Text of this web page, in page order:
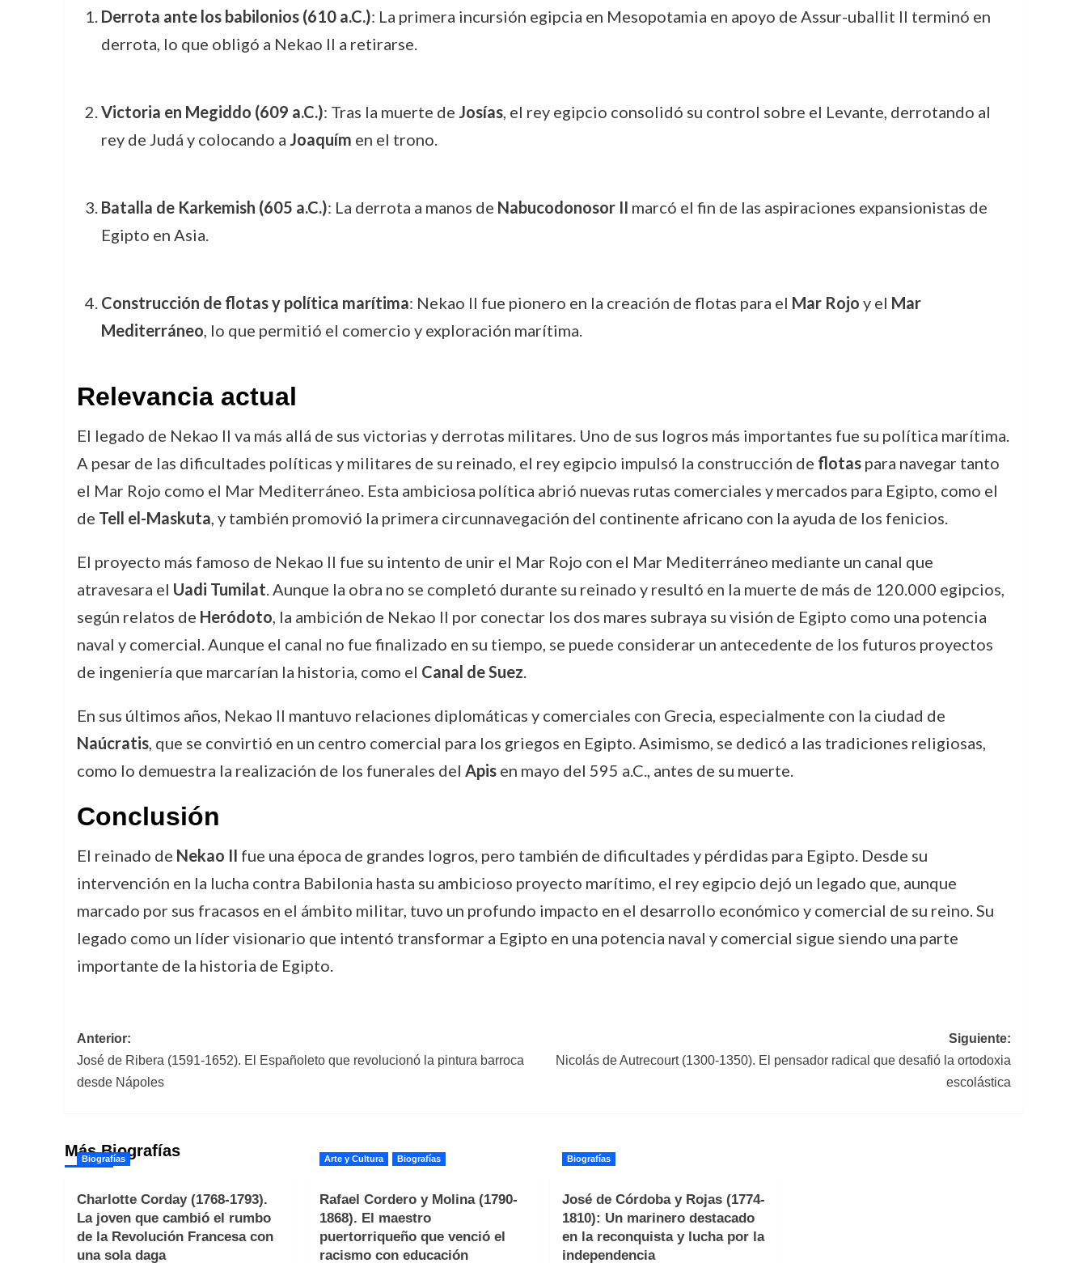
Derrota ante los babilonios (610 a.C.): La primera incursión egipcia en Mesopotamia en apoyo de Assur-uballit II terminó en
derrota, lo que obligó a Nekao II a retirarse.
Victoria en Megiddo (609 a.C.): Tras la muerte de Josías, el rey egipcio consolidó su control sobre el Levante, derrotando al
rey de Judá y colocando a Joaquím en el trono.
Batalla de Karkemish (605 a.C.): La derrota a manos de Nabucodonosor II marcó el fin de las aspiraciones expansionistas de
Egipto en Asia.
Construcción de flotas y política marítima: Nekao II fue pionero en la creación de flotas para el Mar Rojo y el Mar
Mediterráneo, lo que permitió el comercio y exploración marítima.
Relevancia actual
El legado de Nekao II va más allá de sus victorias y derrotas militares. Uno de sus logros más importantes fue su política marítima.
A pesar de las dificultades políticas y militares de su reinado, el rey egipcio impulsó la construcción de flotaspara navegar tanto
el Mar Rojo como el Mar Mediterráneo. Esta ambiciosa política abrió nuevas rutas comerciales y mercados para Egipto, como el
de Tell el-Maskuta, y también promovió la primera circunnavegación del continente africano con la ayuda de los fenicios.
El proyecto más famoso de Nekao II fue su intento de unir el Mar Rojo con el Mar Mediterráneo mediante un canal que
atravesara el Uadi Tumilat. Aunque la obra no se completó durante su reinado y resultó en la muerte de más de 120.000 egipcios,
según relatos de Heródoto, la ambición de Nekao II por conectar los dos mares subraya su visión de Egipto como una potencia
naval y comercial. Aunque el canal no fue finalizado en su tiempo, se puede considerar un antecedente de los futuros proyectos
de ingeniería que marcarían la historia, como el Canal de Suez.
En sus últimos años, Nekao II mantuvo relaciones diplomáticas y comerciales con Grecia, especialmente con la ciudad de
Naúcratis, que se convirtió en un centro comercial para los griegos en Egipto. Asimismo, se dedicó a las tradiciones religiosas,
como lo demuestra la realización de los funerales del Apisen mayo del 595 a.C., antes de su muerte.
Conclusión
El reinado de Nekao II fue una época de grandes logros, pero también de dificultades y pérdidas para Egipto. Desde su
intervención en la lucha contra Babilonia hasta su ambicioso proyecto marítimo, el rey egipcio dejó un legado que, aunque
marcado por sus fracasos en el ámbito militar, tuvo un profundo impacto en el desarrollo económico y comercial de su reino. Su
legado como un líder visionario que intentó transformar a Egipto en una potencia naval y comercial sigue siendo una parte
importante de la historia de Egipto.
Navegación
de
Anterior:
José de Ribera (1591-1652). El Españoleto que revolucionó la pintura barroca
desde Nápoles
Siguiente:
Nicolás de Autrecourt (1300-1350). El pensador radical que desafió la ortodoxia
escolástica
Más Biografías
Biografías
Charlotte Corday (1768-1793).
La joven que cambió el rumbo
de la Revolución Francesa con
una sola daga
Arte y Cultura Biografías
Rafael Cordero y Molina (1790-
1868). El maestro
puertorriqueño que venció el
racismo con educación
Biografías
José de Córdoba y Rojas (1774-
1810): Un marinero destacado
en la reconquista y lucha por la
independencia